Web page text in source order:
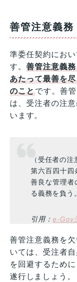
善管注意義務
準委任契約にお
す。善管注意義
あたって最善を
のことです。善
は、受注者の注
います。
（受任者の注
第六百四十四
善良な管理者
る義務を負う。
引用：e-Gov
善管注意義務を
いては、受注者
を回避するため
遂行しましょう。